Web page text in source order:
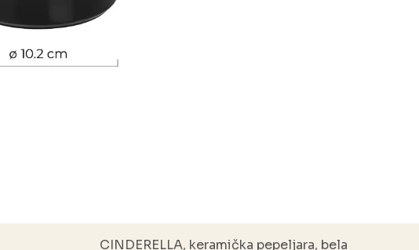
CINDERELLA, keramička pepeljara, bela